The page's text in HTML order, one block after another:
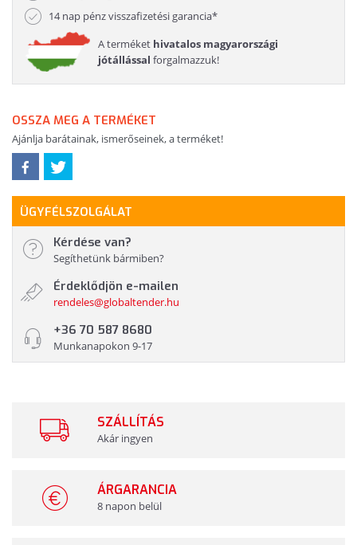
14 nap pénz visszafizetési garancia*
A terméket hivatalos magyarországi
jótállással forgalmazzuk!
OSSZA MEG A TERMÉKET
Ajánlja barátainak, ismerőseinek, a terméket!
ÜGYFÉLSZOLGÁLAT
Kérdése van?
Segíthetünk bármiben?
Érdeklődjön e-mailen
rendeles@globaltender.hu
+36 70 587 8680
Munkanapokon 9-17
SZÁLLÍTÁS
Akár ingyen
ÁRGARANCIA
8 napon belül